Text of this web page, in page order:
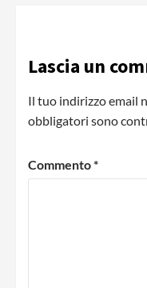
Lascia un
Il tuo indirizzo email
obbligatori sono
Commento*